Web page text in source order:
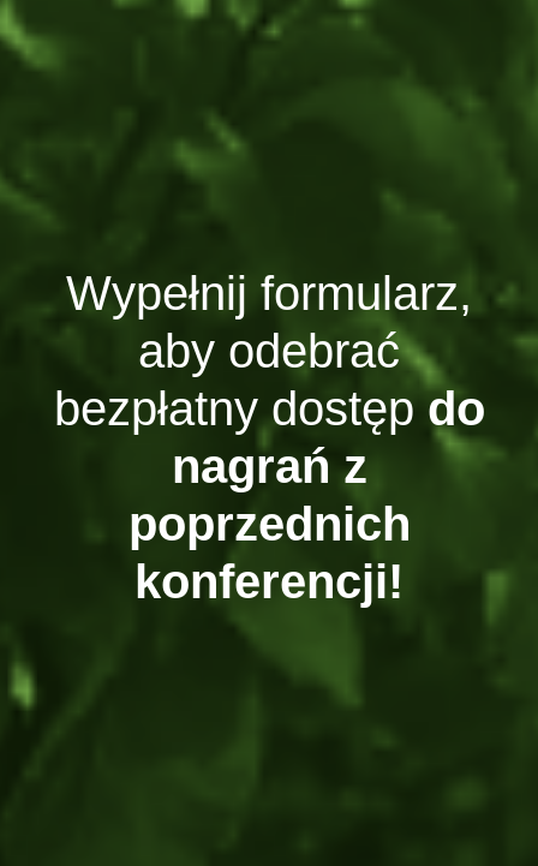
Wypełnij formularz,
aby odebrać
bezpłatny dostępdo
nagrań z
poprzednich
konferencji!